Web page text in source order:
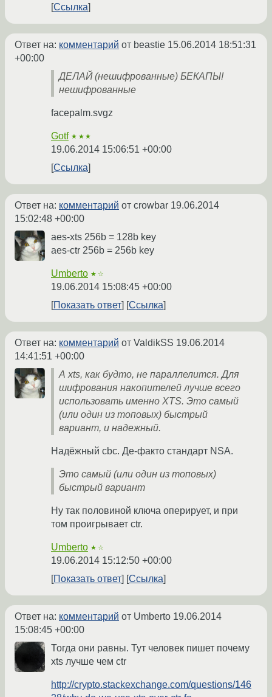
Ссылка
Ответ на: комментарий от beastie 15.06.2014 18:51:31
+00:00
ДЕЛАЙ (нешифрованные) БЕКАПЫ!
нешифрованные
facepalm.svgz
Gotf ★★★
19.06.2014 15:06:51 +00:00
Ссылка
Ответ на: комментарий от crowbar 19.06.2014
15:02:48 +00:00
aes-xts 256b = 128b key
aes-ctr 256b = 256b key
Umberto ★☆
19.06.2014 15:08:45 +00:00
Показать ответ
Ссылка
Ответ на: комментарий от ValdikSS 19.06.2014
14:41:51 +00:00
А xts, как будто, не параллелится. Для
шифрования накопителей лучше всего
использовать именно XTS. Это самый
(или один из топовых) быстрый
вариант, и надежный.
Надёжный cbc. Де-факто стандарт NSA.
Это самый (или один из топовых)
быстрый вариант
Ну так половиной ключа оперирует, и при
том проигрывает ctr.
Umberto ★☆
19.06.2014 15:12:50 +00:00
Показать ответ
Ссылка
Ответ на: комментарий от Umberto 19.06.2014
15:08:45 +00:00
Тогда они равны. Тут человек пишет почему
xts лучше чем ctr
http://crypto.stackexchange.com/questions/146